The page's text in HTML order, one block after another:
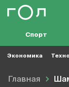
Спорт
Экономика
Главная